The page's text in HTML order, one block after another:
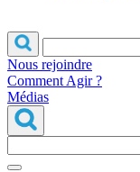
Nous rejoindre
Comment Agir ?
Médias